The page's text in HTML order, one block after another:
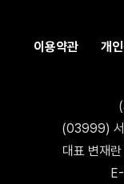
이용약관 개
(03999) 서
대표 변재